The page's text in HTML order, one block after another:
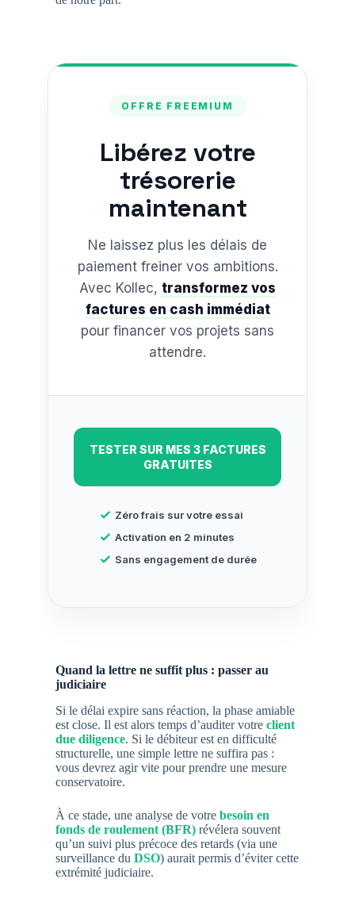
OFFRE FREEMIUM
Libérez votre
trésorerie
maintenant
Ne laissez plus les délais de
paiement freiner vos ambitions.
Avec Kollec, transformez vos
factures en cash immédiat
pour financer vos projets sans
attendre.
TESTER SUR MES 3 FACTURES
GRATUITES
Zéro frais sur votre essai
Activation en 2 minutes
Sans engagement de durée
Quand la lettre ne suffit plus : passer au
judiciaire
Si le délai expire sans réaction, la phase amiable
est close. Il est alors temps d’auditer votre client
due diligence. Si le débiteur est en difficulté
structurelle, une simple lettre ne suffira pas :
vous devrez agir vite pour prendre une mesure
conservatoire.
À ce stade, une analyse de votre besoin en
fonds de roulement (BFR) révélera souvent
qu’un suivi plus précoce des retards (via une
surveillance du DSO) aurait permis d’éviter cette
extrémité judiciaire.